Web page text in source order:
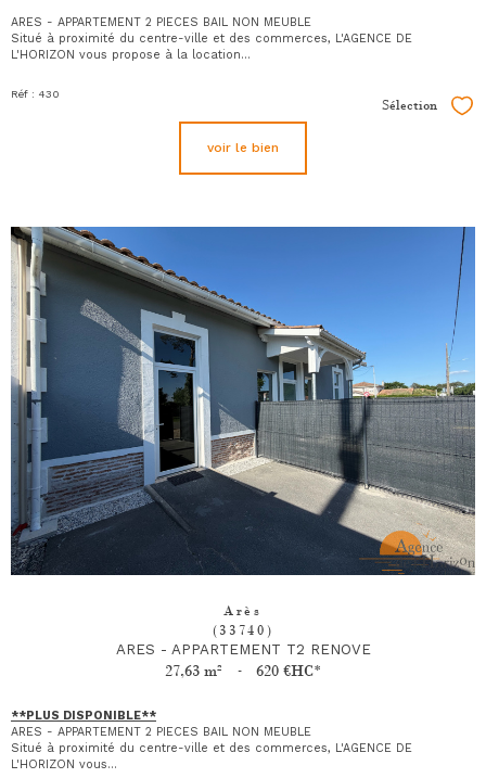
ARES - APPARTEMENT 2 PIECES BAIL NON MEUBLE
Situé à proximité du centre-ville et des commerces, L'AGENCE DE
L'HORIZON vous propose à la location...
Réf : 430
Sélection
voir le bien
Arès
(33740)
ARES - APPARTEMENT T2 RENOVE
27,63 m² - 620 €HC*
**PLUS DISPONIBLE**
ARES - APPARTEMENT 2 PIECES BAIL NON MEUBLE
Situé à proximité du centre-ville et des commerces, L'AGENCE DE
L'HORIZON vous...